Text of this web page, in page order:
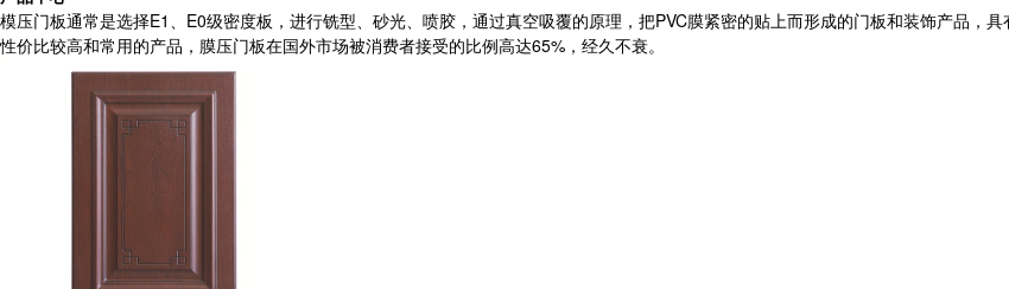
模压门板通常是选择E1、E0级密度板，进行铣型、砂光、喷胶，通过真空吸覆的原理，把PVC膜紧密的贴上而形成的门板和装饰产品，
性价比较高和常用的产品，膜压门板在国外市场被消费者接受的比例高达65%，经久不衰。